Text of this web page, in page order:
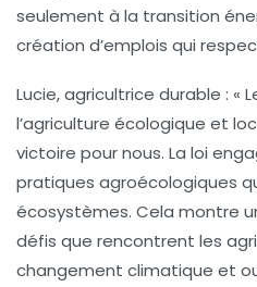
seulement à la transition
création d’emplois qui
Lucie, agricultrice durable : «
l’agriculture écologique et
victoire pour nous. La loi
pratiques agroécologiques
écosystèmes. Cela montre
défis que rencontrent les
changement climatique et